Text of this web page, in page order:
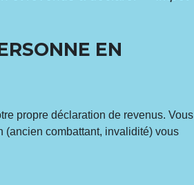
EN
propre déclaration de revenus. Vous
(ancien combattant, invalidité) vous